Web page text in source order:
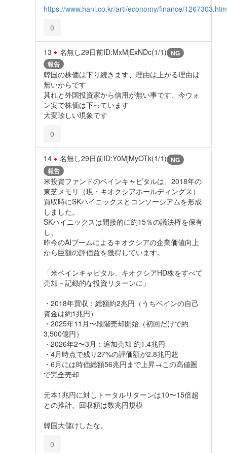
https://www.hani.co.kr/arti/economy/finance/
0
13 名無し29日前ID:MxMjExNDc(1/1) NG
報告
韓国の株価は下り続きます、理由は上がる理由は
無いからです
其れと外国投資家から信用が無い事です、今ウォ
ン安で株価は下っています
大変珍しい現象です
0
14 名無し29日前ID:Y0MjMyOTk(1/1) NG
報告
米投資ファンドのベインキャピタルは、2018年の
東芝メモリ（現・キオクシアホールディングス）
買収時にSKハイニックスとコンソーシアムを形成
しました。
SKハイニックスは間接的に約15％の議決権を保有
し、
昨今のAIブームによるキオクシアの企業価値向上
から巨額の評価益を獲得しています。
「米ベインキャピタル、キオクシアHD株をすべて
売却－記録的な投資リターンに」
・2018年買収：総額約2兆円（うちベインの自己
資金は約1兆円）
・2025年11月〜段階売却開始（初回だけで約
3,500億円）
・2026年2〜3月：追加売却 約1.4兆円
・4月時点で残り27%の評価額が2.8兆円超
・6月には時価総額56兆円まで上昇→この高値圏
で完全売却
元本1兆円に対しトータルリターンは10〜15倍超
との推計。回収額は数兆円規模
韓国大儲けしたな。
0